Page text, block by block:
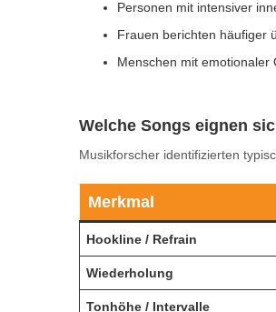
Personen mit intensiver
Frauen berichten häufiger
Menschen mit emotionaler
Welche Songs eignen
Musikforscher identifizierten
Merkmal
Hookline / Refrain
Wiederholung
Tonhöhe / Intervalle